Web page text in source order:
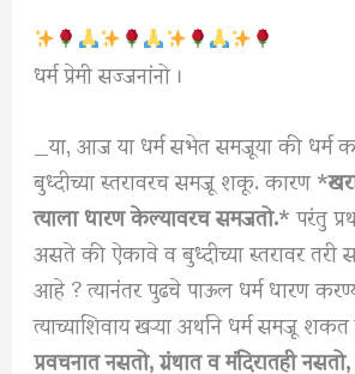
धर्म प्रेमी सज्जनांनो ।
_या, आज या धर्म सभेत समजूया की
बुध्दीच्या स्तरावरच समजू शकू. कारण *
त्याला धारण केल्यावरच समजतो.* परंतु
असते की ऐकावे व बुध्दीच्या स्तरावर
आहे ? त्यानंतर पुढचे पाऊल धर्म धारण
त्याच्याशिवाय खऱ्या अर्थाने धर्म समजू
प्रवचनात नसतो, ग्रंथात व मंदिरातही